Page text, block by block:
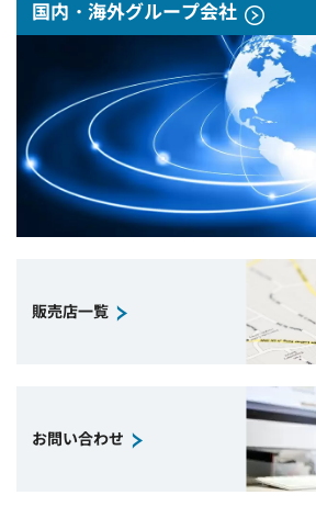
国内・海外グループ会社
販売店一覧
お問い合わせ